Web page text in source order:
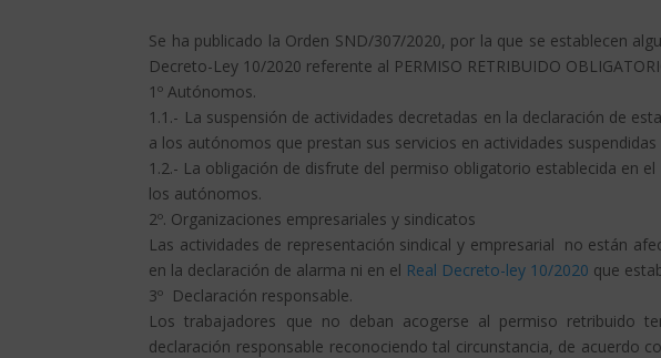
Se ha publicado la Orden SND/307/2020, por la que se establecen
Decreto-Ley 10/2020 referente al PERMISO RETRIBUIDO
1º Autónomos.
1.1.- La suspensión de actividades decretadas en la declaración de
a los autónomos que prestan sus servicios en actividades
1.2.- La obligación de disfrute del permiso obligatorio establecida en el
los autónomos.
2º. Organizaciones empresariales y sindicatos
Las actividades de representación sindical y empresarial no están
en la declaración de alarma ni en el Real Decreto-ley 10/2020 que
3º Declaración responsable.
Los trabajadores que no deban acogerse al permiso retribuido
declaración responsable reconociendo tal circunstancia, de acuerdo